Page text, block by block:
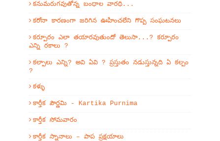
కనుమరుగవుతోన్న బంధాల వారధి...
కరోనా కారణంగా జరిగిన ఊహించలేని గొప్ప సంఘటనలు
కర్పూరం ఎలా తయారవుతుందో తెలుసా...? కర్పూరం
ఎన్ని రకాలు ?
కల్పాలు ఎన్ని? అవి ఏవి ? ప్రస్తుతం నడుస్తున్నది ఏ కల్పం
?
కళ్ళు
కార్తీక పౌర్ణమి - Kartika Purnima
కార్తీక సోమవారం
కార్తీక స్నానాలు – పాప ప్రక్షయాలు